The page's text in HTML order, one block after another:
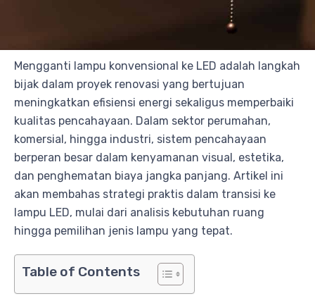
Mengganti lampu konvensional ke LED adalah langkah
bijak dalam proyek renovasi yang bertujuan
meningkatkan efisiensi energi sekaligus memperbaiki
kualitas pencahayaan. Dalam sektor perumahan,
komersial, hingga industri, sistem pencahayaan
berperan besar dalam kenyamanan visual, estetika,
dan penghematan biaya jangka panjang. Artikel ini
akan membahas strategi praktis dalam transisi ke
lampu LED, mulai dari analisis kebutuhan ruang
hingga pemilihan jenis lampu yang tepat.
Table of Contents